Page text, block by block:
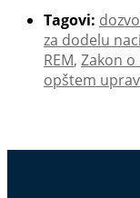
Tagovi:
za dodelu
REM, Zakon
opštem